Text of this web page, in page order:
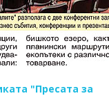
"Пресата за